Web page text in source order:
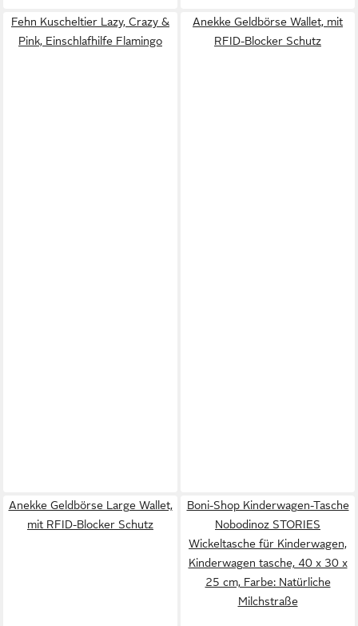
Fehn Kuscheltier Lazy, Crazy &
Pink, Einschlafhilfe Flamingo
Anekke Geldbörse Wallet, mit
RFID-Blocker Schutz
Anekke Geldbörse Large Wallet,
mit RFID-Blocker Schutz
Boni-Shop Kinderwagen-Tasche
Nobodinoz STORIES
Wickeltasche für Kinderwagen,
Kinderwagen tasche, 40 x 30 x
25 cm, Farbe: Natürliche
Milchstraße